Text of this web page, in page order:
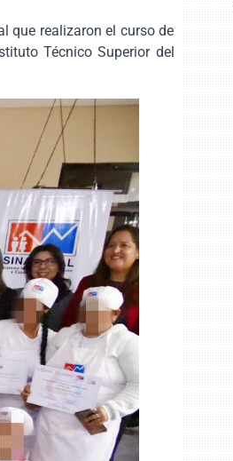
que realizaron el curso de
Técnico Superior del